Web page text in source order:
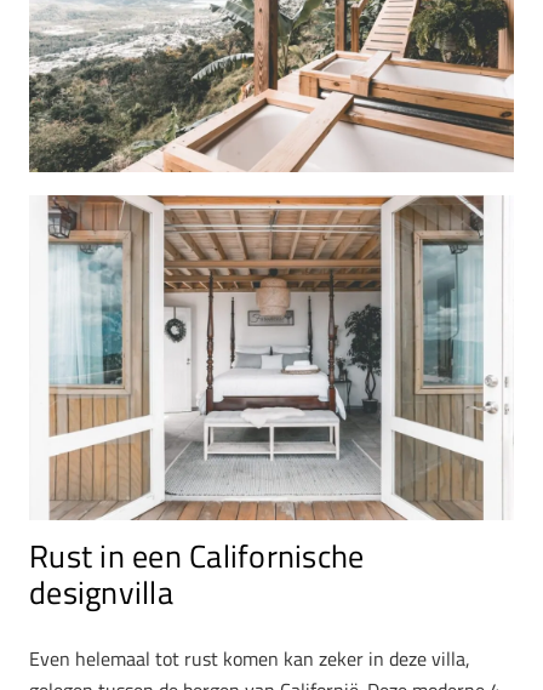
Rust in een Californische
designvilla
Even helemaal tot rust komen kan zeker in deze villa,